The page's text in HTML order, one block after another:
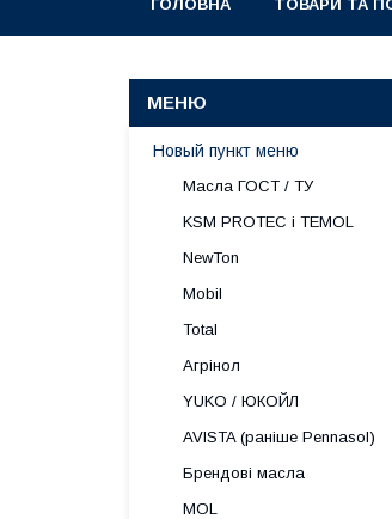
ГОЛОВНА ТОВАРИ ТА
Новый пункт меню
Масла ГОСТ / ТУ
KSM PROTEC і TEMOL
NewTon
Mobil
Total
Агрінол
YUKO / ЮКОЙЛ
AVISTA (раніше Pennasol)
Брендові масла
MOL